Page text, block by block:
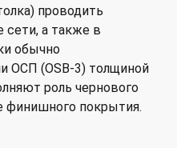
проводить
а также в
обычно
ОСП (OSB-3) толщиной
роль чернового
финишного покрытия.